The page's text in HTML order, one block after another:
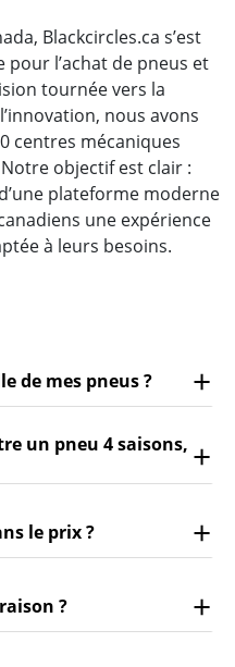
Blackcircles.ca s’est
l’achat de pneus et
tournée vers la
nous avons
centres mécaniques
objectif est clair :
plateforme moderne
une expérience
à leurs besoins.
de mes pneus ?
un pneu 4 saisons,
le prix ?
?